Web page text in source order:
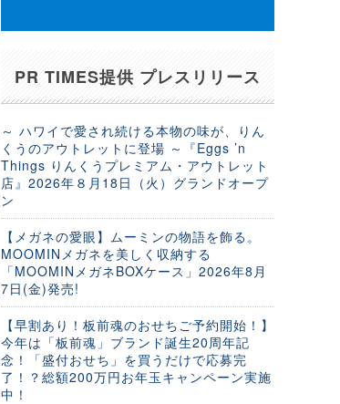
PR TIMES提供 プレスリリース
～ ハワイで愛され続ける本物の味が、りん
くうのアウトレットに登場 ～『Eggs ’n
Things りんくうプレミアム・アウトレット
店』2026年８月18日（火）グランドオープ
ン
【メガネの愛眼】ムーミンの物語を飾る。
MOOMINメガネを美しく収納する
「MOOMINメガネBOXケース」2026年8月
7日(金)発売!
【早割あり！板前魂のおせちご予約開始！】
今年は「板前魂」ブランド誕生20周年記
念！「盛付おせち」を買うだけで応募完
了！？総額200万円お年玉キャンペーン実施
中！